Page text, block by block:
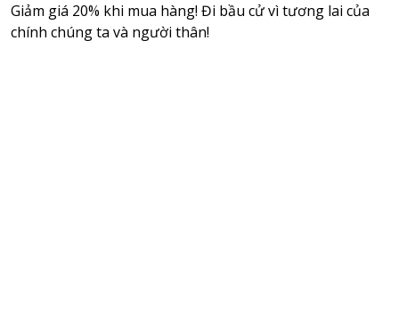
Giảm giá 20% khi mua hàng! Đi bầu cử vì tương lai của
chính chúng ta và người thân!